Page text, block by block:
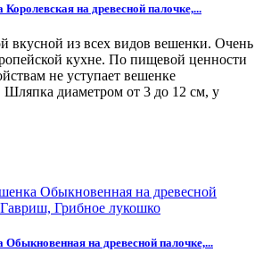
на древесной палочке,...
вкусной из всех видов вешенки. Очень
кухне. По пищевой ценности
не уступает вешенке
диаметром от 3 до 12 см, у
на древесной палочке,...